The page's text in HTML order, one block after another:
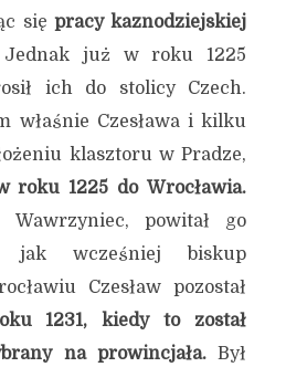
się pracy kaznodziejskiej
już w roku 1225
ich do stolicy Czech.
właśnie Czesława i kilku
klasztoru w Pradze,
roku 1225 do Wrocławia.
Wawrzyniec, powitał go
jak wcześniej biskup
Czesław pozostał
1231, kiedy to został
na prowincjała.Był